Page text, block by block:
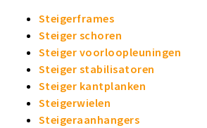
Steigerframes
Steiger schoren
Steiger voorloopleuningen
Steiger stabilisatoren
Steiger kantplanken
Steigerwielen
Steigeraanhangers